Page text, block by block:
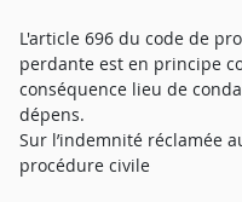
L'article 696 du code de
perdante est en principe
conséquence lieu de
dépens.
Sur l’indemnité réclamée
procédure civile